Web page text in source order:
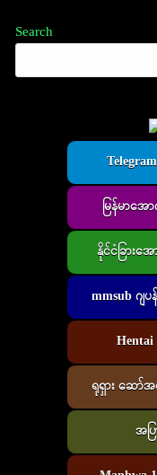
Search
မြန်မာအ
နိုင်ငံခြား
mmsub ဂျ
ရုရှား ဆော်အ
အပ